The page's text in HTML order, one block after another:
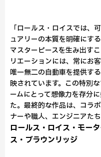
「ロールス・ロイスでは、
ュアリーの本質を明確にす
マスターピースを生み出す
リエーションには、常にお
唯一無二の自動車を提供す
映されています。この特別
ームにとって想像力を存分
た。最終的な作品は、コラ
ナーや職人、エンジニアた
ロールス・ロイス・モー
ス・ブラウンリッジ